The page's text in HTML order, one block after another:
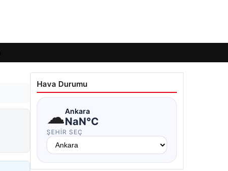
Hava Durumu
☁Ankara
NaN°C
ŞEHIR SEÇ